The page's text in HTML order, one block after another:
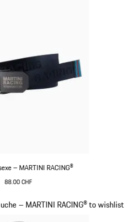
– MARTINI RACING®
88.00 CHF
– MARTINI RACING® to wishlist